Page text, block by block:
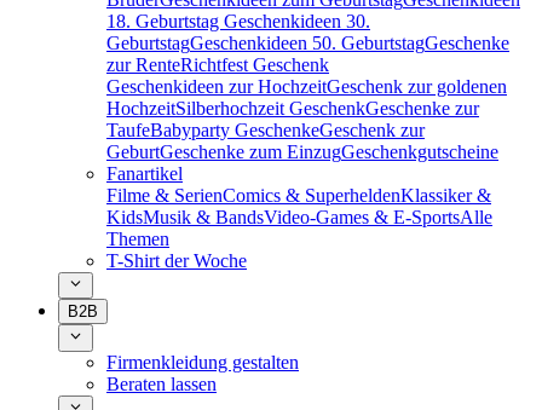
18. Geburtstag Geschenkideen 30.
GeburtstagGeschenkideen 50. GeburtstagGeschenke
zur RenteRichtfest Geschenk
Geschenkideen zur HochzeitGeschenk zur goldenen
HochzeitSilberhochzeit GeschenkGeschenke zur
TaufeBabyparty GeschenkeGeschenk zur
GeburtGeschenke zum EinzugGeschenkgutscheine
Fanartikel
Filme & SerienComics & SuperheldenKlassiker &
KidsMusik & BandsVideo-Games & E-SportsAlle
Themen
T-Shirt der Woche
B2B
Firmenkleidung gestalten
Beraten lassen